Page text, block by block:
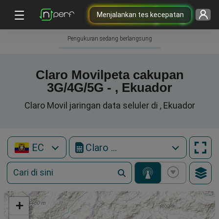
Menjalankan tes kecepatan
Pengukuran sedang berlangsung
Claro Movilpeta cakupan
3G/4G/5G - , Ekuador
Claro Movil jaringan data seluler di , Ekuador
EC Claro Movil
+